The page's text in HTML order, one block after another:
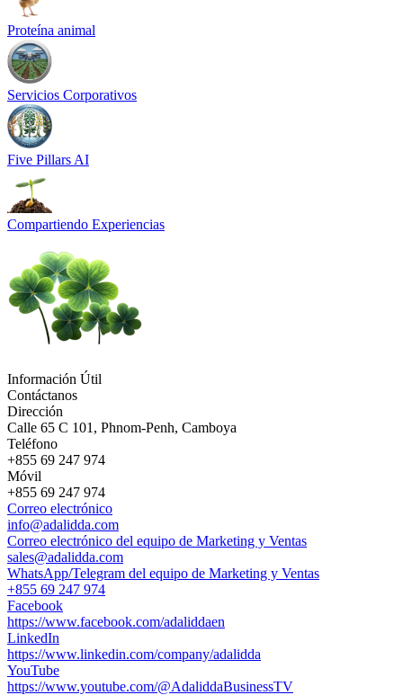
Proteína animal
Servicios Corporativos
Five Pillars AI
Compartiendo Experiencias
Información Útil
Contáctanos
Dirección
Calle 65 C 101, Phnom-Penh, Camboya
Teléfono
+855 69 247 974
Móvil
+855 69 247 974
Correo electrónico
info@adalidda.com
Correo electrónico del equipo de Marketing y Ventas
sales@adalidda.com
WhatsApp/Telegram del equipo de Marketing y Ventas
+855 69 247 974
Facebook
https://www.facebook.com/adaliddaen
LinkedIn
https://www.linkedin.com/company/adalidda
YouTube
https://www.youtube.com/@AdaliddaBusinessTV